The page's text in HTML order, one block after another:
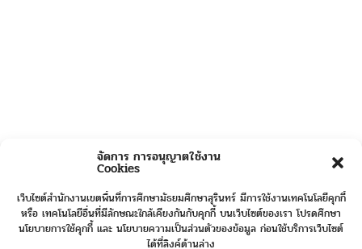
จัดการ การอนุญาตใช้งาน
Cookies
เว็บไซต์สำนักงานเขตพื้นที่การศึกษามัธยมศึกษาสุรินทร์ มีการใช้งานเทคโนโลยีคุกกี้
หรือ เทคโนโลยีอื่นที่มีลักษณะใกล้เคียงกันกับคุกกี้ บนเว็บไซต์ของเรา โปรดศึกษา
นโยบายการใช้คุกกี้ และ นโยบายความเป็นส่วนตัวของข้อมูล ก่อนใช้บริการเว็บไซต์
ได้ที่ลิงค์ด้านล่าง